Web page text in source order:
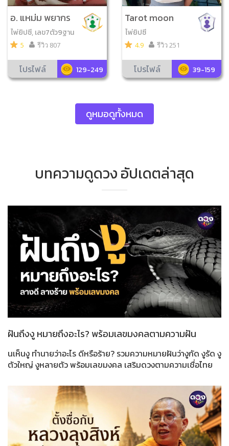
อ. แหม่ม พยากร
ณ์
ไพ่ยิปซี, เลข7ตัว9ฐาน
5 รีวิว 807
โปรไฟล์ 129-249
Tarot moon
ไพ่ยิปซี
4.9 รีวิว 251
โปรไฟล์ 39-159
ดูหมอดูทั้งหมด
บทความดูดวง อัปเดตล่าสุด
ฝันถึงงู หมายถึงอะไร? พร้อมเลขมงคลตามความฝัน
นเห็นงู ทำนายว่าอะไร ดีหรือร้าย? รวมความหมายฝันว่างูกัด งูรัด งู
ตัวใหญ่ งูหลายตัว พร้อมเลขมงคล เสริมดวงตามความเชื่อไทย